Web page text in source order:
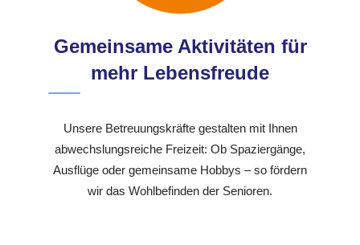
Gemeinsame Aktivitäten für
mehr Lebensfreude
Unsere Betreuungskräfte gestalten mit Ihnen
abwechslungsreiche Freizeit: Ob Spaziergänge,
Ausflüge oder gemeinsame Hobbys – so fördern
wir das Wohlbefinden der Senioren.